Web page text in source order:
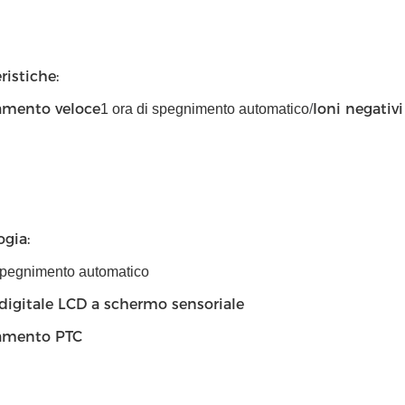
veloce1 ora di spegnimento automatico/Ioni
automatico
LCD a schermo sensoriale
PTC